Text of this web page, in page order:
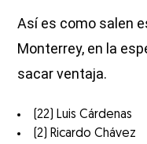
Así es como salen
Monterrey, en la
sacar ventaja.
(22) Luis Cárdenas
(2) Ricardo Chávez